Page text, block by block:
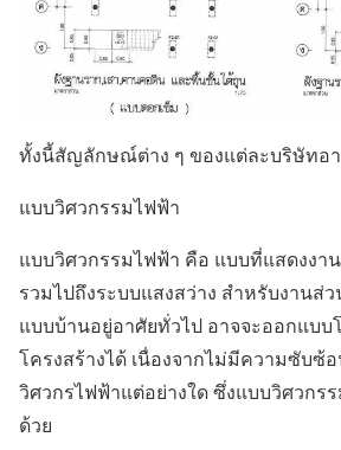
ทั้งนี้สัญลักษณ์ต่าง ๆ ของแต่ละบริษัทอ
แบบวิศวกรรมไฟฟ้า
แบบวิศวกรรมไฟฟ้า คือ แบบที่แสดงงา
รวมไปถึงระบบแสงสว่าง สำหรับงานส่
แบบบ้านอยู่อาศัยทั่วไป อาจจะออกแบบ
โครงสร้างได้ เนื่องจากไม่มีความซับซ้
วิศวกรไฟฟ้าแต่อย่างใด ซึ่งแบบวิศวกร
ด้วย